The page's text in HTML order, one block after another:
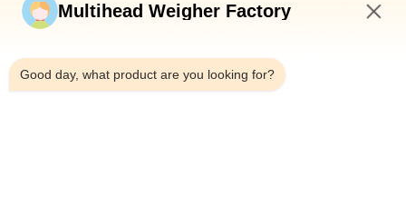
Multihead Weigher Factory
Good day, what product are you looking for?